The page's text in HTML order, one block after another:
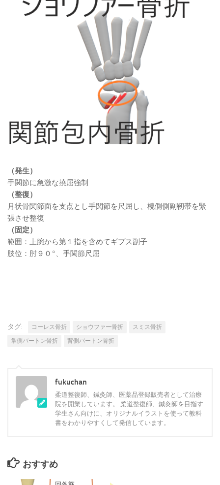
（発生）
手関節に急激な撓屈強制
（整復）
月状骨関節面を支点とし手関節を尺屈し、橈側側副靭帯を緊
張させ整復
（固定）
範囲：上腕から第１指を含めてギプス副子
肢位：肘９０°、手関節尺屈
タグ: コーレス骨折 ショウファー骨折
スミス骨折
掌側バートン骨折
背側バートン骨折
fukuchan
柔道整復師、鍼灸師、医薬品登録販売者として治療
院を開業しています。 柔道整復師、鍼灸師を目指す
学生さん向けに、オリジナルイラストを使って教科
書をわかりやすくして発信しています。
おすすめ